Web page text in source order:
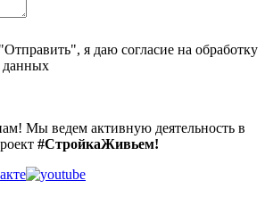
я даю согласие на обработку
данных
Мы ведем активную деятельность в
#СтройкаЖивьем!